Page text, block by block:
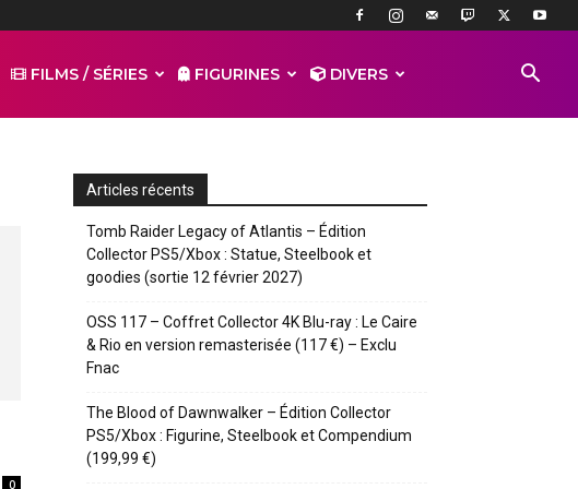
FILMS / SÉRIES FIGURINES DIVERS
0
Articles récents
Tomb Raider Legacy of Atlantis – Édition
Collector PS5/Xbox : Statue, Steelbook et
goodies (sortie 12 février 2027)
OSS 117 – Coffret Collector 4K Blu-ray : Le Caire
& Rio en version remasterisée (117 €) – Exclu
Fnac
The Blood of Dawnwalker – Édition Collector
PS5/Xbox : Figurine, Steelbook et Compendium
(199,99 €)